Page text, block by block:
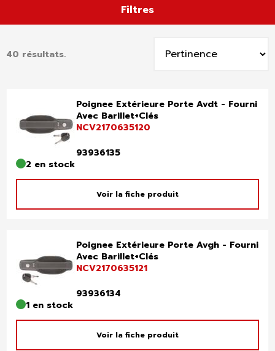
Filtres
40 résultats.
par
Poignee Extérieure Porte Avdt - Fourni
Avec Barillet+Clés
NCV2170635120
93936135
2 en stock
Voir la fiche produit
Poignee Extérieure Porte Avgh - Fourni
Avec Barillet+Clés
NCV2170635121
93936134
1 en stock
Voir la fiche produit